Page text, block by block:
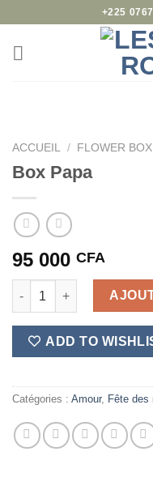
contenu
+225
ACCUEIL / FLOWER BOX
Box Papa
95 000 CFA
quantité de Box Papa
ADD TO
Catégories : Amour, Fête des